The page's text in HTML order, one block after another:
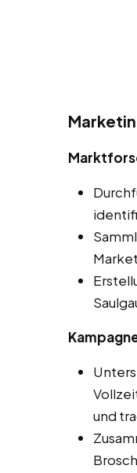
und